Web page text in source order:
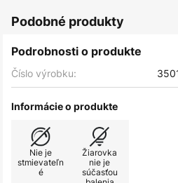
Podobné produkty
Podrobnosti o produkte
Číslo výrobku:
Informácie o produkte
Nie je
stmievateľn
é
Žiarovka
nie je
súčasťou